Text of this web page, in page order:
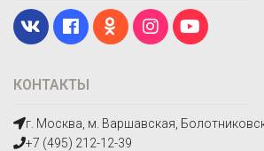
КОНТАКТЫ
г. Москва, м. Варшавская,
+7 (495) 212-12-39